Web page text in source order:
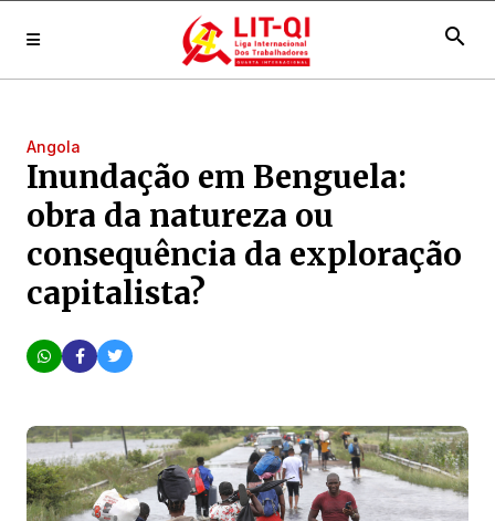
search
Angola
Inundação em Benguela:
obra da natureza ou
consequência da exploração
capitalista?